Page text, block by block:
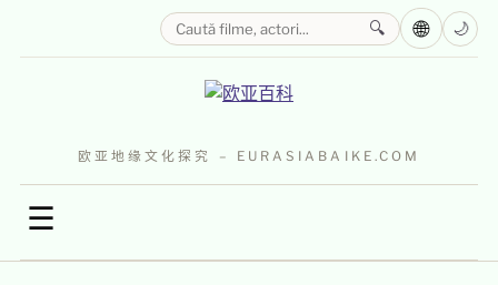
欧亚地缘文化探究 – EURASIABAIKE.COM
☰
🔍 🌐 🌙